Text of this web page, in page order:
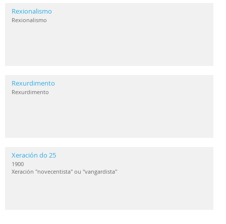
Rexionalismo
Rexionalismo
Rexurdimento
Rexurdimento
Xeración do 25
1900
Xeración "novecentista" ou "vangardista"